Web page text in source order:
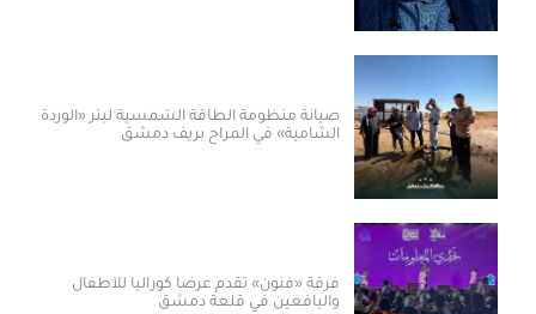
صيانة منظومة الطاقة الشمسية لبئر «الوردة
الشامية» في المراح بريف دمشق
فرقة «فنون» تقدم عرضاً كورالياً للأطفال
واليافعين في قلعة دمشق